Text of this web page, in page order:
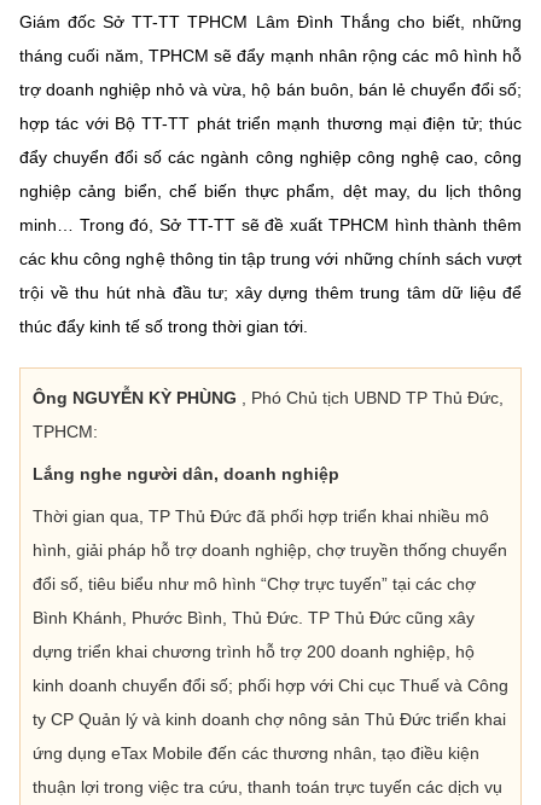
Giám đốc Sở TT-TT TPHCM Lâm Đình Thắng cho biết, những
tháng cuối năm, TPHCM sẽ đẩy mạnh nhân rộng các mô hình hỗ
trợ doanh nghiệp nhỏ và vừa, hộ bán buôn, bán lẻ chuyển đổi số;
hợp tác với Bộ TT-TT phát triển mạnh thương mại điện tử; thúc
đẩy chuyển đổi số các ngành công nghiệp công nghệ cao, công
nghiệp cảng biển, chế biến thực phẩm, dệt may, du lịch thông
minh… Trong đó, Sở TT-TT sẽ đề xuất TPHCM hình thành thêm
các khu công nghệ thông tin tập trung với những chính sách vượt
trội về thu hút nhà đầu tư; xây dựng thêm trung tâm dữ liệu để
thúc đẩy kinh tế số trong thời gian tới.
Ông NGUYỄN KỲ PHÙNG
, Phó Chủ tịch UBND TP Thủ Đức,
TPHCM:
Lắng nghe người dân, doanh nghiệp
Thời gian qua, TP Thủ Đức đã phối hợp triển khai nhiều mô
hình, giải pháp hỗ trợ doanh nghiệp, chợ truyền thống chuyển
đổi số, tiêu biểu như mô hình “Chợ trực tuyến” tại các chợ
Bình Khánh, Phước Bình, Thủ Đức. TP Thủ Đức cũng xây
dựng triển khai chương trình hỗ trợ 200 doanh nghiệp, hộ
kinh doanh chuyển đổi số; phối hợp với Chi cục Thuế và Công
ty CP Quản lý và kinh doanh chợ nông sản Thủ Đức triển khai
ứng dụng eTax Mobile đến các thương nhân, tạo điều kiện
thuận lợi trong việc tra cứu, thanh toán trực tuyến các dịch vụ